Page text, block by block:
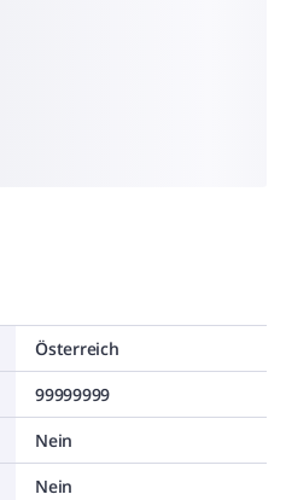
Österreich
99999999
Nein
Nein